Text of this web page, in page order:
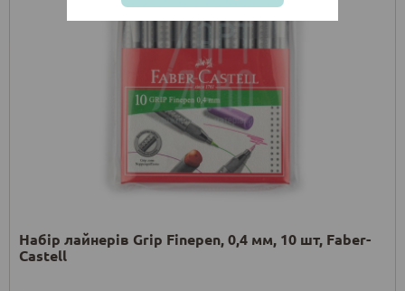
Набір лайнерів Grip Finepen, 0,4 мм, 10 шт, Faber-
Castell